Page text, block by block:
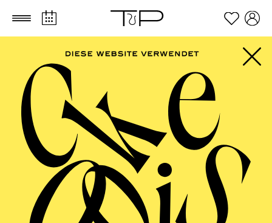
Zum Hauptinhalt springen Zum Footer springen
AALTO BALLETT